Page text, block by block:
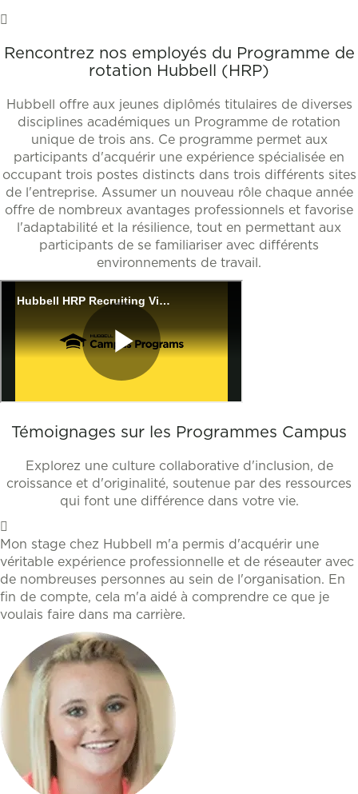
Rencontrez nos employés du Programme de
rotation Hubbell (HRP)
Hubbell offre aux jeunes diplômés titulaires de diverses
disciplines académiques un Programme de rotation
unique de trois ans. Ce programme permet aux
participants d'acquérir une expérience spécialisée en
occupant trois postes distincts dans trois différents sites
de l'entreprise. Assumer un nouveau rôle chaque année
offre de nombreux avantages professionnels et favorise
l'adaptabilité et la résilience, tout en permettant aux
participants de se familiariser avec différents
environnements de travail.
Témoignages sur les Programmes Campus
Explorez une culture collaborative d'inclusion, de
croissance et d'originalité, soutenue par des ressources
qui font une différence dans votre vie.
Mon stage chez Hubbell m'a permis d'acquérir une
véritable expérience professionnelle et de réseauter avec
de nombreuses personnes au sein de l'organisation. En
fin de compte, cela m'a aidé à comprendre ce que je
voulais faire dans ma carrière.